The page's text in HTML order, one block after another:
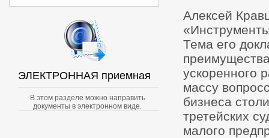
ЭЛЕКТРОННАЯ приемная
В этом разделе можно направить
документы в электронном виде.
Алексей
Тема его
ускоренного
массу
бизнеса
третейских
малого